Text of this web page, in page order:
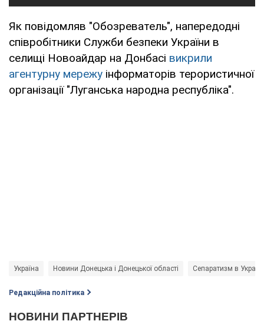
Як повідомляв "Обозреватель", напередодні
співробітники Служби безпеки України в
селищі Новоайдар на Донбасі викрили
агентурну мережу інформаторів терористичної
організації "Луганська народна республіка".
Україна Новини Донецька і Донецької області Сепаратизм в Україні
Редакційна політика